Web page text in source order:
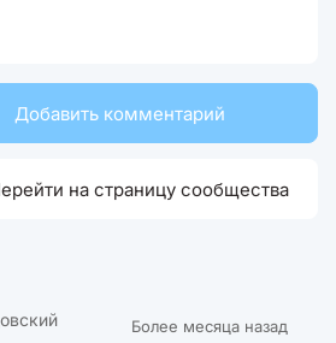
Добавить комментарий
на страницу сообщества
Более месяца назад